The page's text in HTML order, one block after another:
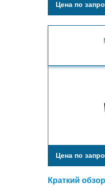
Цена по
Цена по
Краткий